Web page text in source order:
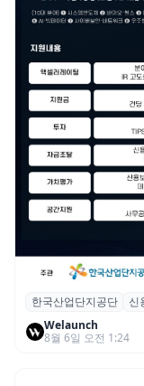
산단공·신보,
여 스타트업 모
한국산업단지공단 신
Welaunch
8월 6일 오전 1:24